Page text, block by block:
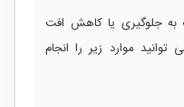
به جلوگیری یا کاهش افت
موارد زیر را انجام